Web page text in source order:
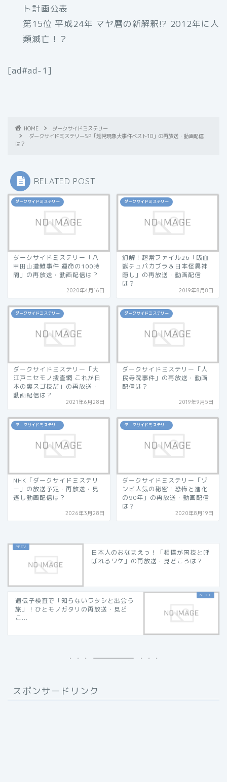
ト計画公表
第15位 平成24年 マヤ暦の新解釈!? 2012年に人
類滅亡！？
[ad#ad-1]
HOME
ダークサイドミステリー
ダークサイドミステリーSP「超常現象大事件ベスト10」の再放送・動画配信
は？
RELATED POST
ダークサイドミステリー
ダークサイドミステリー「八
甲田山遭難事件 運命の100時
間」の再放送・動画配信は？
2020年4月16日
ダークサイドミステリー
幻解！超常ファイル26「吸血
獣チュパカブラ＆日本怪異神
隠し」の再放送・動画配信
は？
2019年8月8日
ダークサイドミステリー
ダークサイドミステリー「大
江戸ニセモノ捜査網 これが日
本の裏スゴ技だ」の再放送・
動画配信は？
2021年6月28日
ダークサイドミステリー
ダークサイドミステリー「人
民寺院事件」の再放送・動画
配信は？
2019年9月5日
ダークサイドミステリー
NHK「ダークサイドミステリ
ー」の放送予定・再放送・見
逃し動画配信は？
2026年3月28日
ダークサイドミステリー
ダークサイドミステリー「ゾ
ンビ人気の秘密！恐怖と進化
の90年」の再放送・動画配信
は？
2020年8月19日
日本人のおなまえっ！「相撲が国技と呼
ばれるワケ」の再放送・見どころは？
遺伝子検査で「知らないワタシと出会う
旅」！ひとモノガタリの再放送・見ど
こ...
スポンサードリンク